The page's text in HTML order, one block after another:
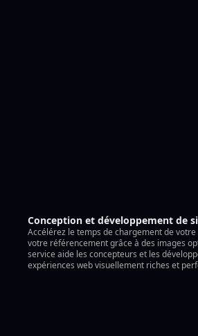
Conception et développement de
Accélérez le temps de chargement de
votre référencement grâce à des images
service aide les concepteurs et les
expériences web visuellement riches et